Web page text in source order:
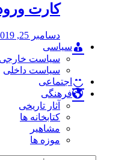
کارت
دسامبر 25, 2019
سیاسی
سیاست خارجی
سیاست داخلی
اجتماعی
فرهنگی
آثار تاریخی
کتابخانه ها
مشاهیر
موزه ها